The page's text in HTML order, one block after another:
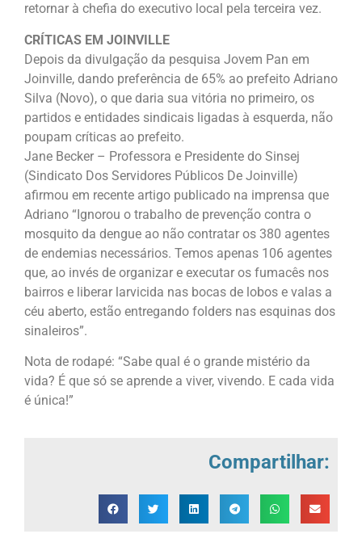
retornar à chefia do executivo local pela terceira vez.
CRÍTICAS EM JOINVILLE
Depois da divulgação da pesquisa Jovem Pan em
Joinville, dando preferência de 65% ao prefeito Adriano
Silva (Novo), o que daria sua vitória no primeiro, os
partidos e entidades sindicais ligadas à esquerda, não
poupam críticas ao prefeito.
Jane Becker – Professora e Presidente do Sinsej
(Sindicato Dos Servidores Públicos De Joinville)
afirmou em recente artigo publicado na imprensa que
Adriano “Ignorou o trabalho de prevenção contra o
mosquito da dengue ao não contratar os 380 agentes
de endemias necessários. Temos apenas 106 agentes
que, ao invés de organizar e executar os fumacês nos
bairros e liberar larvicida nas bocas de lobos e valas a
céu aberto, estão entregando folders nas esquinas dos
sinaleiros”.
Nota de rodapé: “Sabe qual é o grande mistério da
vida? É que só se aprende a viver, vivendo. E cada vida
é única!”
Compartilhar: